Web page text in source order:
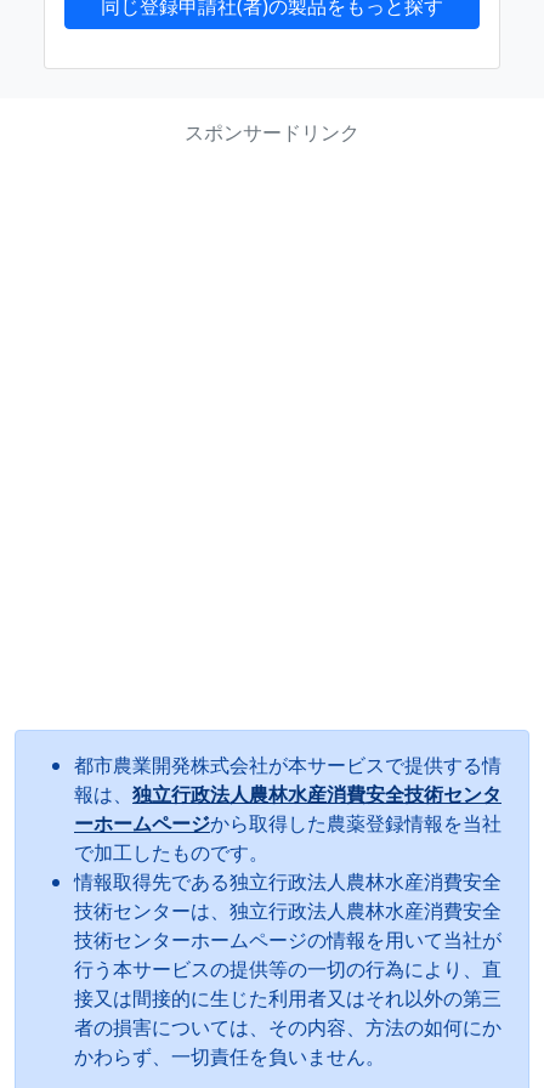
同じ登録申請社(者)の製品をもっと探す
スポンサードリンク
都市農業開発株式会社が本サービスで提供する情
報は、 独立行政法人農林水産消費安全技術センタ
ーホームページから取得した農薬登録情報を当社
で加工したものです。
情報取得先である独立行政法人農林水産消費安全
技術センターは、独立行政法人農林水産消費安全
技術センターホームページの情報を用いて当社が
行う本サービスの提供等の一切の行為により、直
接又は間接的に生じた利用者又はそれ以外の第三
者の損害については、その内容、方法の如何にか
かわらず、一切責任を負いません。